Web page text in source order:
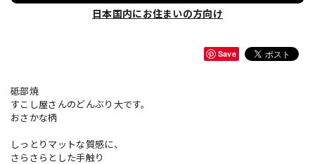
日本国内にお住まいの方向け
Save
砥部焼
すこし屋さんのどんぶり大です。
おさかな柄
しっとりマットな質感に、
さらさらとした手触り